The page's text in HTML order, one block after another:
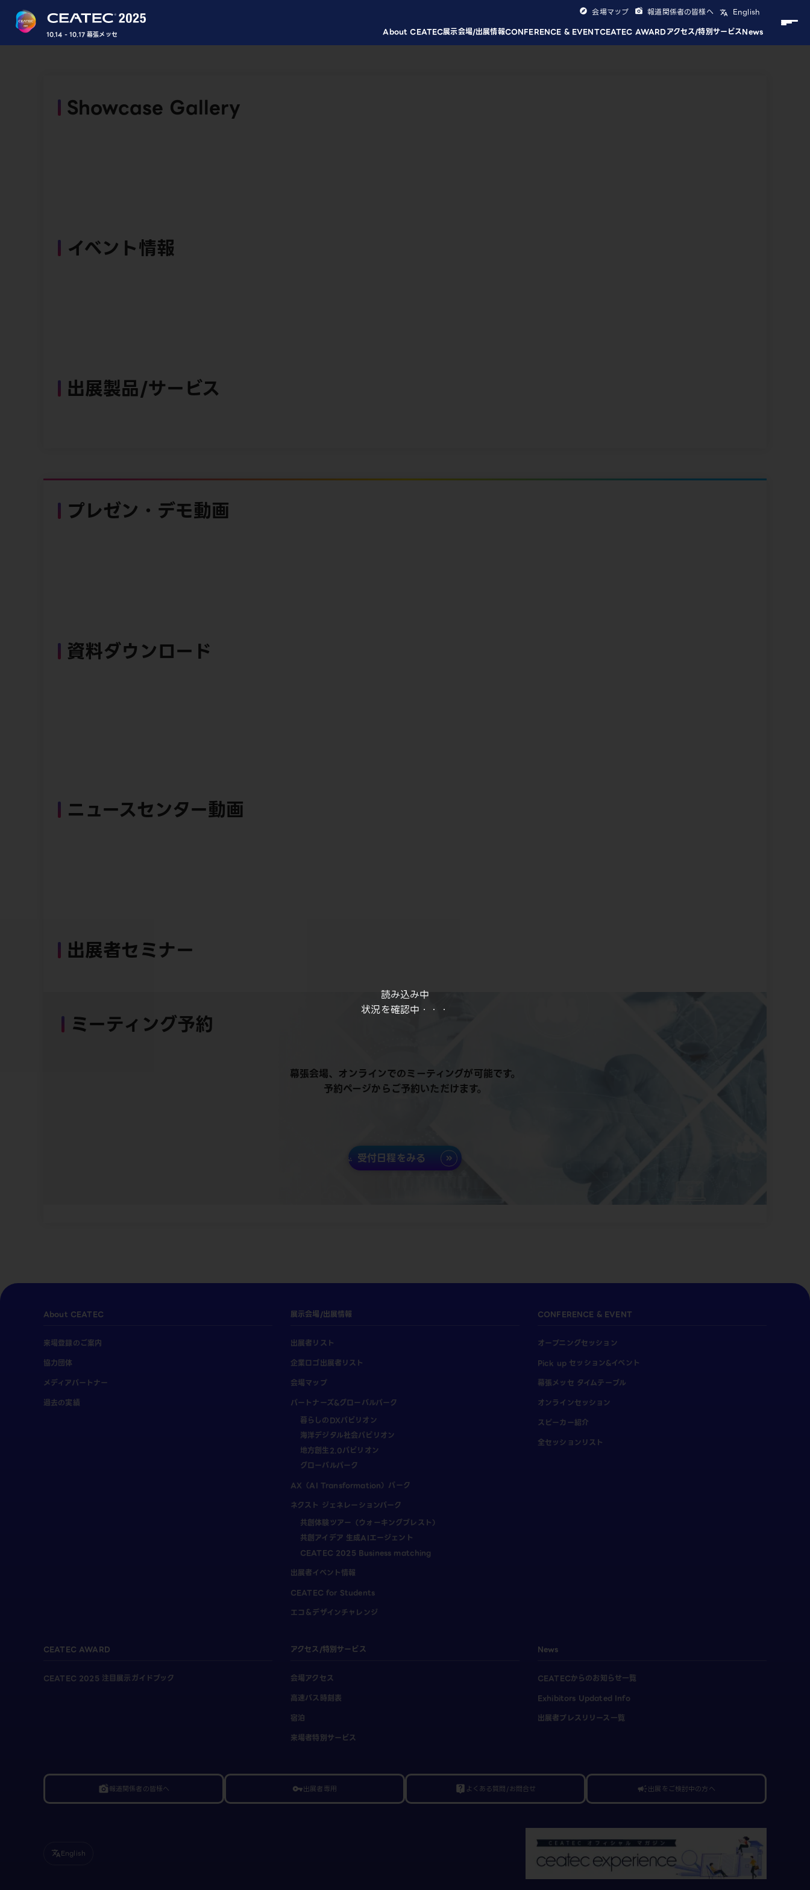
読み込み中
状況を確認中・・・
10.14 - 10.17 幕張メッセ About CEATEC展示会場/出展情報CONFERENCE & EVENTCEATEC AWARDアクセス/特別サービスNews
会場マップ 報道関係者の皆様へ English
Showcase Gallery
イベント情報
出展製品/サービス
プレゼン・デモ動画
資料ダウンロード
ニュースセンター動画
出展者セミナー
ミーティング予約
幕張会場、オンラインでのミーティングが可能です。
予約ページからご予約いただけます。
受付日程をみる
About CEATEC
来場登録のご案内
協力団体
メディアパートナー
過去の実績
展示会場/出展情報
出展者リスト
企業ロゴ出展者リスト
会場マップ
パートナーズ&グローバルパーク
暮らしのDXパビリオン
海洋デジタル社会パビリオン
地方創生2.0パビリオン
グローバルパーク
AX（AI Transformation）パーク
ネクスト ジェネレーションパーク
共創体験ツアー（ウォーキングブレスト）
共創アイデア 生成AIエージェント
CEATEC 2025 Business matching
出展者イベント情報
CEATEC for Students
エコ＆デザインチャレンジ
CONFERENCE & EVENT
オープニングセッション
Pick up セッション&イベント
幕張メッセ タイムテーブル
オンラインセッション
スピーカー紹介
全セッションリスト
CEATEC AWARD
CEATEC 2025 注目展示ガイドブック
アクセス/特別サービス
会場アクセス
高速バス時刻表
宿泊
来場者特別サービス
News
CEATECからのお知らせ一覧
Exhibitors Updated Info
出展者プレスリリース一覧
linked_camera報道関係者の皆様へ vpn_key出展者専用 live_help よくある質問/お問合せ campaign出展をご検討中の方へ
translateEnglish